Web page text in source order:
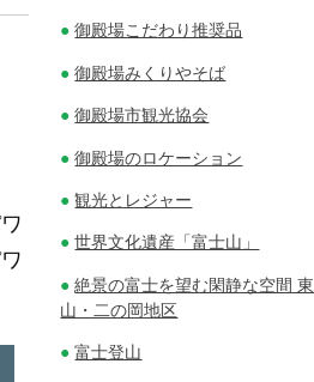
御殿場こだわり推奨品
御殿場みくりやそば
御殿場市観光協会
御殿場のロケーション
観光とレジャー
世界文化遺産「富士山」
絶景の富士を望む閑静な空間 東
山・二の岡地区
富士登山